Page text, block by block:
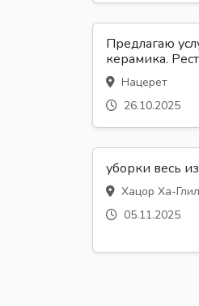
Предлагаю
керамика.
Нацерет
26.10.2025
уборки весь
Хацор Ха-
05.11.2025